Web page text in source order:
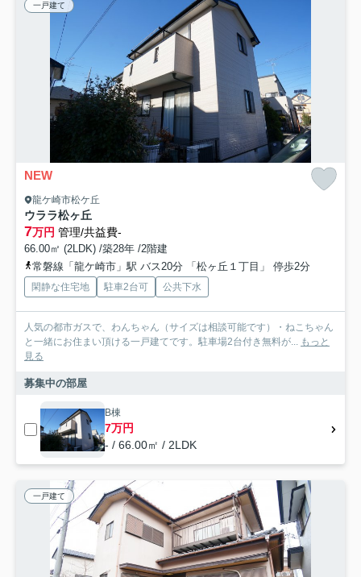
一戸建て
NEW
龍ケ崎市松ケ丘
ウララ松ヶ丘
7万円 管理/共益費-
66.00㎡ (2LDK) /築28年 /2階建
常磐線「龍ケ崎市」駅 バス20分 「松ヶ丘１丁目」 停歩2分
閑静な住宅地 駐車2台可 公共下水
人気の都市ガスで、わんちゃん（サイズは相談可能です）・ねこちゃん
と一緒にお住まい頂ける一戸建てです。駐車場2台付き無料が... もっと
見る
募集中の部屋
B棟
7万円
- / 66.00㎡ / 2LDK
一戸建て